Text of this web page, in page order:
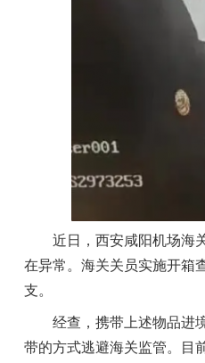
近日，西安咸阳机场海关
在异常。海关关员实施开箱
支。
经查，携带上述物品进境
带的方式逃避海关监管。目